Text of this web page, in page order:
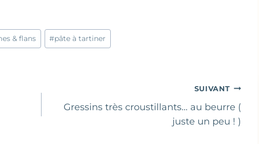
& flans #pâte à tartiner
SUIVANT
Gressins très croustillants… au beurre (
juste un peu ! )